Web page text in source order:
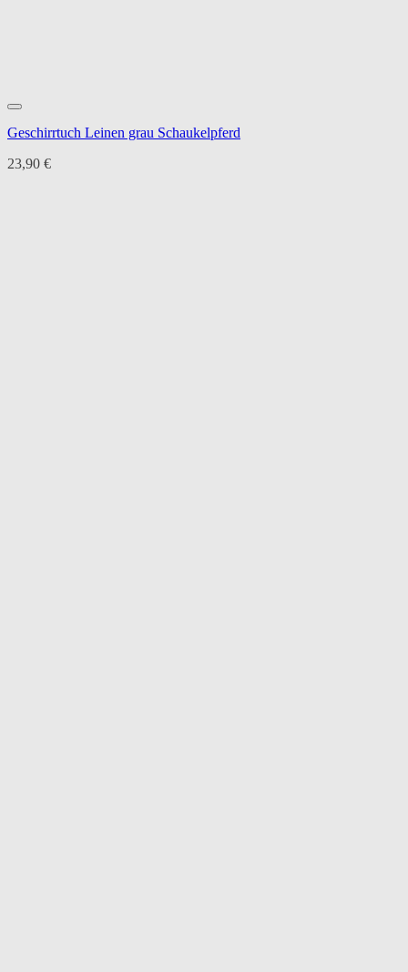
Geschirrtuch Leinen grau Schaukelpferd
23,90 €